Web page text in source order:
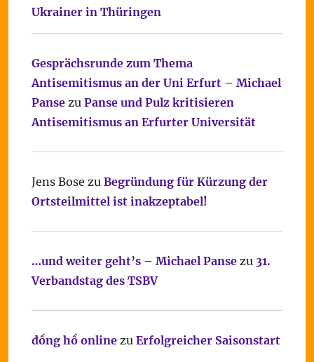
Ukrainer in Thüringen
Gesprächsrunde zum Thema
Antisemitismus an der Uni Erfurt – Michael
Pansezu Panse und Pulz kritisieren
Antisemitismus an Erfurter Universität
Jens Bose zu Begründung für Kürzung der
Ortsteilmittel ist inakzeptabel!
…und weiter geht’s – Michael Pansezu 31.
Verbandstag des TSBV
đồng hồ onlinezu Erfolgreicher Saisonstart